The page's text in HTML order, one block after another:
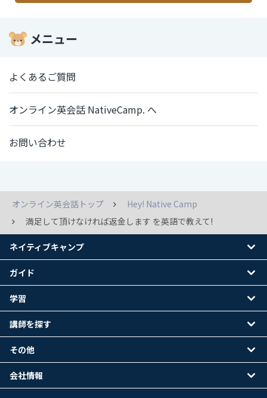
メニュー
よくあるご質問
オンライン英会話 NativeCamp. へ
お問い合わせ
オンライン英会話トップ
Hey! Native Camp
満足して頂けなければ返金します を英語で教えて!
ネイティブキャンプ
ガイド
学習
講師を探す
その他
会社情報